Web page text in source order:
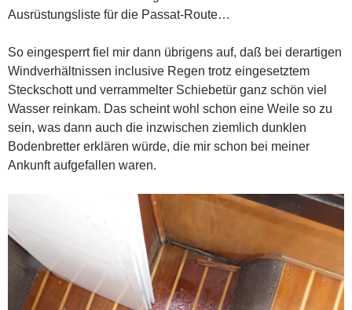
Ausrüstungsliste für die Passat-Route…
So eingesperrt fiel mir dann übrigens auf, daß bei derartigen
Windverhältnissen inclusive Regen trotz eingesetztem
Steckschott und verrammelter Schiebetür ganz schön viel
Wasser reinkam. Das scheint wohl schon eine Weile so zu
sein, was dann auch die inzwischen ziemlich dunklen
Bodenbretter erklären würde, die mir schon bei meiner
Ankunft aufgefallen waren.